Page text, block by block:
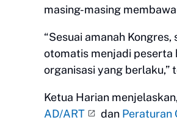
masing-masing
“Sesuai amanah
otomatis menjadi peserta
organisasi yang berlaku,”
Ketua Harian
AD/ART
dan Peraturan